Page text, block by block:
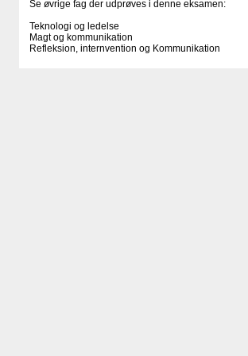
Se øvrige fag der udprøves i denne eksamen:
Teknologi og ledelse
Magt og kommunikation
Refleksion, internvention og Kommunikation